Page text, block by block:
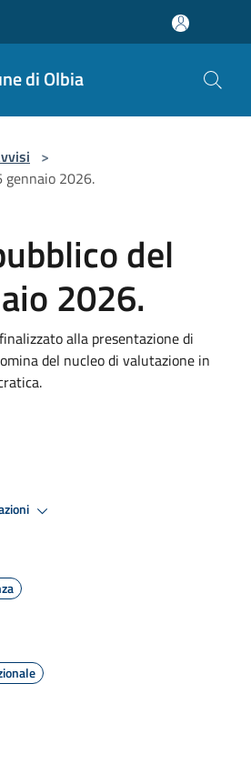
di Olbia
>
gennaio 2026.
del
2026.
alla presentazione di
del nucleo di valutazione in